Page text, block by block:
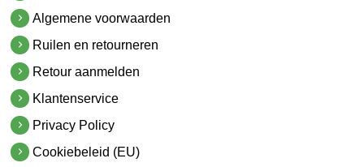
Algemene voorwaarden
Ruilen en retourneren
Retour aanmelden
Klantenservice
Privacy Policy
Cookiebeleid (EU)